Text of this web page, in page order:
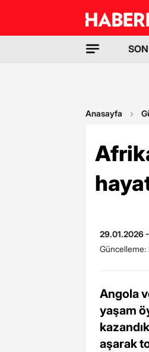
Anasayfa
29.01.2026 -
Güncelleme:
Angola
yaşam
aşarak